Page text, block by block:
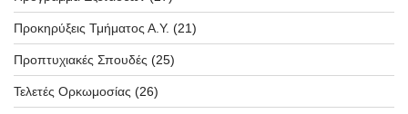
Προκηρύξεις Τμήματος Α.Υ. (21)
Προπτυχιακές Σπουδές (25)
Τελετές Ορκωμοσίας (26)